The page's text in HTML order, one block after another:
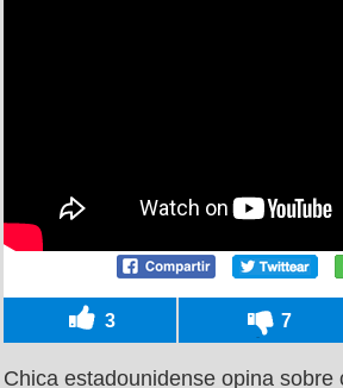
3 7
Chica estadounidense opina sobre